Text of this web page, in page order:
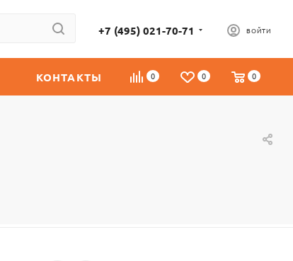
+7 (495) 021-70-71 ВОЙТИ
0 0 0
КОНТАКТЫ